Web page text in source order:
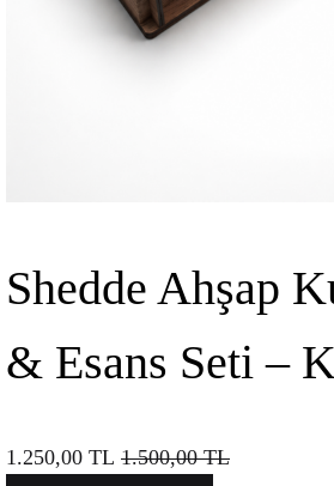
Shedde Ahşap
& Esans Seti –
1.250,00 TL 1.500,00TL